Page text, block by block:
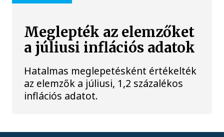
Meglepték az elemzőket
a júliusi inflációs adatok
Hatalmas meglepetésként értékelték
az elemzők a júliusi, 1,2 százalékos
inflációs adatot.